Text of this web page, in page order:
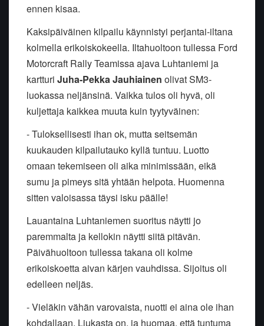
ennen kisaa.
Kaksipäiväinen kilpailu käynnistyi perjantai-iltana
kolmella erikoiskokeella. Iltahuoltoon tullessa Ford
Motorcraft Rally Teamissa ajava Luhtaniemi ja
kartturi Juha-Pekka Jauhiainen olivat SM3-
luokassa neljänsinä. Vaikka tulos oli hyvä, oli
kuljettaja kaikkea muuta kuin tyytyväinen:
- Tuloksellisesti ihan ok, mutta seitsemän
kuukauden kilpailutauko kyllä tuntuu. Luotto
omaan tekemiseen oli aika minimissään, eikä
sumu ja pimeys sitä yhtään helpota. Huomenna
sitten valoisassa täysi isku päälle!
Lauantaina Luhtaniemen suoritus näytti jo
paremmalta ja kellokin näytti siitä pitävän.
Päivähuoltoon tullessa takana oli kolme
erikoiskoetta aivan kärjen vauhdissa. Sijoitus oli
edelleen neljäs.
- Vieläkin vähän varovaista, nuotti ei aina ole ihan
kohdallaan. Liukasta on, ja huomaa, että tuntuma